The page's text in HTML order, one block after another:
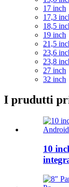
17 inch
17,3
18,5
19 inch
21,5
23,6
23,8
27 inch
32 inch
I prudutti
10